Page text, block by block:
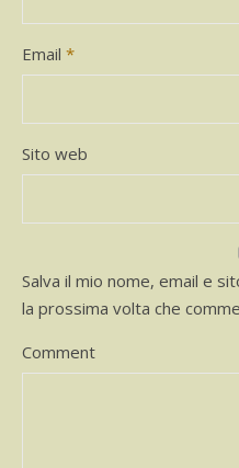
Email *
Sito web
Salva il mio nome, email e
la prossima volta che
Comment